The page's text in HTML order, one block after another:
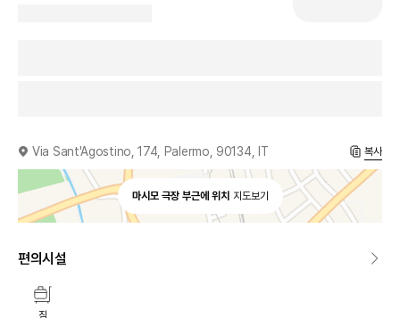
Via Sant'Agostino, 174, Palermo, 90134, IT 복사
마시모 극장 부근에 위치 지도보기
편의시설
짐